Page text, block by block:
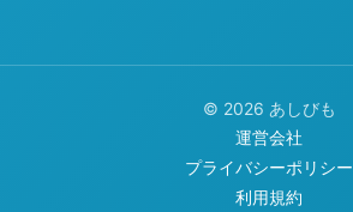
運営会社
プライバシーポリシー
利用規約
© 2026 あしびも